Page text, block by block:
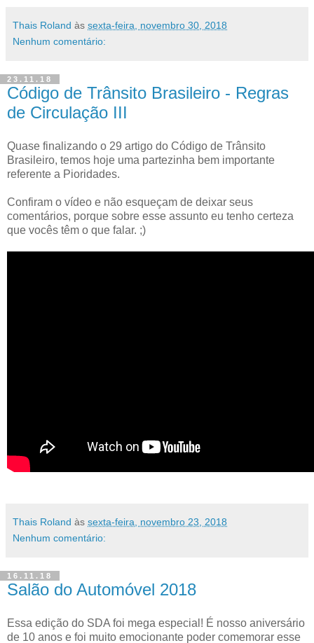
Thais Roland às sexta-feira, novembro 30, 2018
Nenhum comentário:
23.11.18
Código de Trânsito Brasileiro - Regras
de Circulação III
Quase finalizando o 29 artigo do Código de Trânsito
Brasileiro, temos hoje uma partezinha bem importante
referente a Pioridades.
Confiram o vídeo e não esqueçam de deixar seus
comentários, porque sobre esse assunto eu tenho certeza
que vocês têm o que falar. ;)
Thais Roland às sexta-feira, novembro 23, 2018
Nenhum comentário:
16.11.18
Salão do Automóvel 2018
Essa edição do SDA foi mega especial! É nosso aniversário
de 10 anos e foi muito emocionante poder comemorar esse